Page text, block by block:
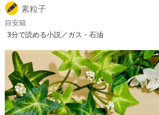
素粒子
目安箱
3分で読める小説／ガス・石油